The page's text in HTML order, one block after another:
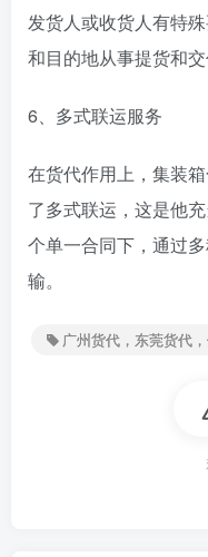
发货人或收货人有特
和目的地从事提货和
6、多式联运服务
在货代作用上，集装
了多式联运，这是他
个单一合同下，通过
输。
广州货代，东莞货代